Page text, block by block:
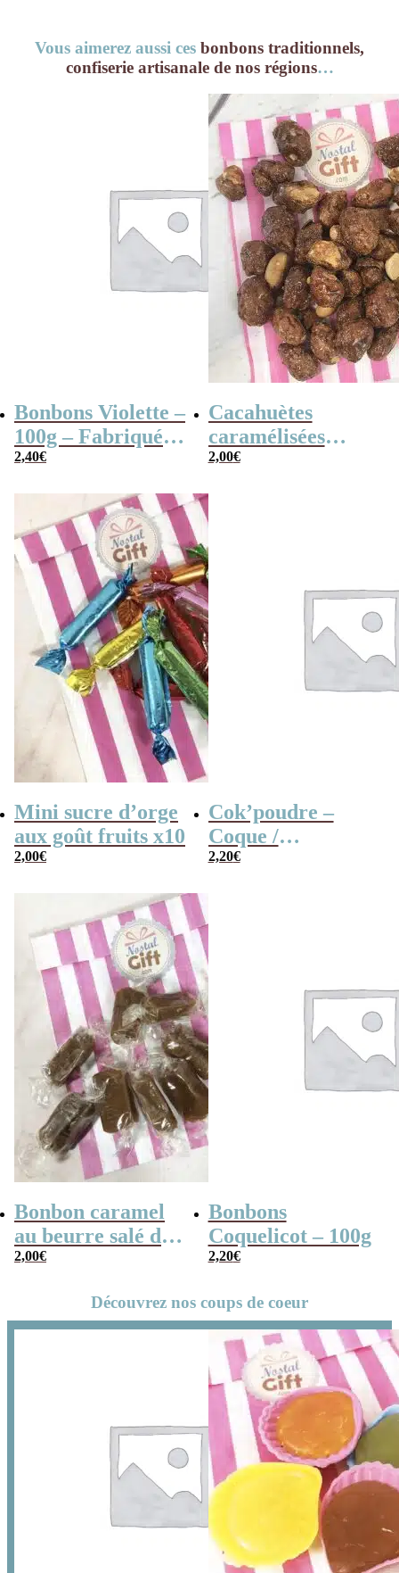
Vous aimerez aussi ces bonbons traditionnels,
confiserie artisanale de nos régions…
Bonbons Violette –
100g – Fabriqués
en France
2,40€
Cacahuètes
caramélisées
(chouchou) – 100g
2,00€
Mini sucre d’orge
aux goût fruits x10
2,00€
Cok’poudre –
Coque /
Coquillage à la
2,20€
Bonbon caramel
au beurre salé de
guérande x 10
2,00€
Bonbons
Coquelicot – 100g
2,20€
Découvrez nos coups de coeur